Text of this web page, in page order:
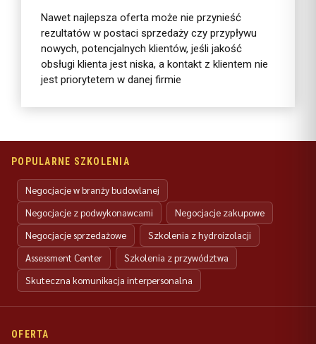
Nawet najlepsza oferta może nie przynieść
rezultatów w postaci sprzedaży czy przypływu
nowych, potencjalnych klientów, jeśli jakość
obsługi klienta jest niska, a kontakt z klientem nie
jest priorytetem w danej firmie
POPULARNE SZKOLENIA
Negocjacje w branży budowlanej
Negocjacje z podwykonawcami
Negocjacje zakupowe
Negocjacje sprzedażowe
Szkolenia z hydroizolacji
Assessment Center
Szkolenia z przywództwa
Skuteczna komunikacja interpersonalna
OFERTA